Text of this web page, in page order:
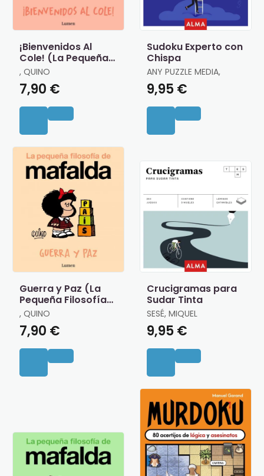
¡Bienvenidos Al
Cole! (La Pequeña
Filosofía de
Mafalda)
, QUINO
7,90 €
Sudoku Experto con
Chispa
ANY PUZZLE MEDIA,
9,95 €
Guerra y Paz (La
Pequeña Filosofía
de Mafalda)
, QUINO
7,90 €
Crucigramas para
Sudar Tinta
SESÉ, MIQUEL
9,95 €